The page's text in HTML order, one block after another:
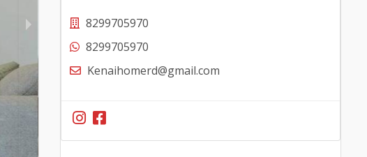
8299705970
8299705970
Kenaihomerd@gmail.com